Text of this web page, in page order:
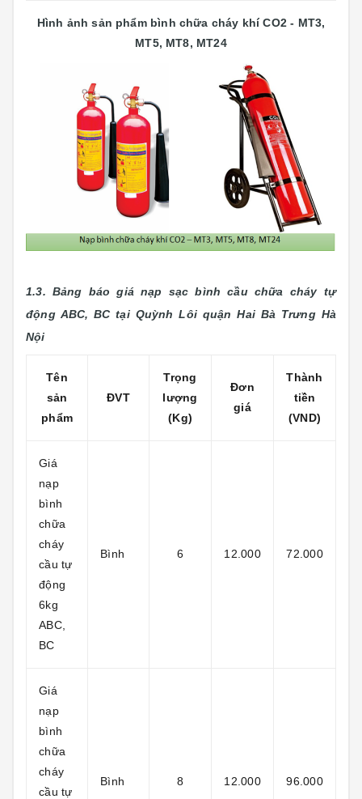
Hình ảnh sản phẩm bình chữa cháy khí CO2 - MT3,
MT5, MT8, MT24
1.3. Bảng báo giá nạp sạc bình cầu chữa cháy tự
động ABC, BC tại Quỳnh Lôi quận Hai Bà Trưng Hà
Nội
Tên
sản
phẩm
ĐVT
Trọng
lượng
(Kg)
Đơn
giá
Thành
tiền
(VND)
Giá
nạp
bình
chữa
cháy
cầu tự
động
6kg
ABC,
BC
Bình 6 12.000 72.000
Giá
nạp
bình
chữa
cháy
cầu tự
Bình 8 12.000 96.000